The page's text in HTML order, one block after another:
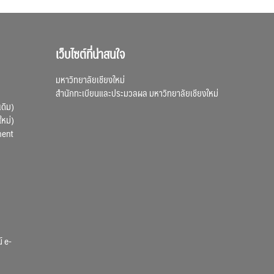
ม)
ม่)
e-
เว็บไซต์ที่น่าสนใจ
มหาวิทยาลัยเชียงใหม่
สำนักทะเบียนและประมวลผล มหาวิทยาลัยเชียงใหม่